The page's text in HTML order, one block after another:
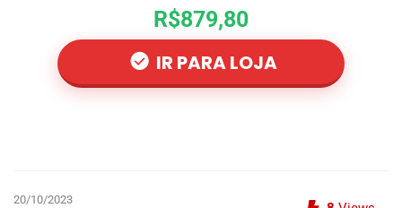
R$879,80
IR PARA LOJA
20/10/2023